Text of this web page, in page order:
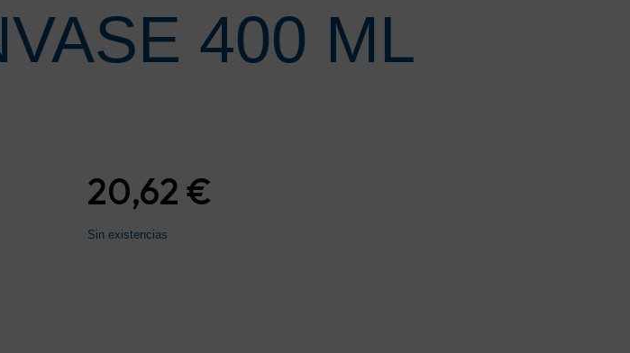
400 ML
20,62 €
Sin existencias